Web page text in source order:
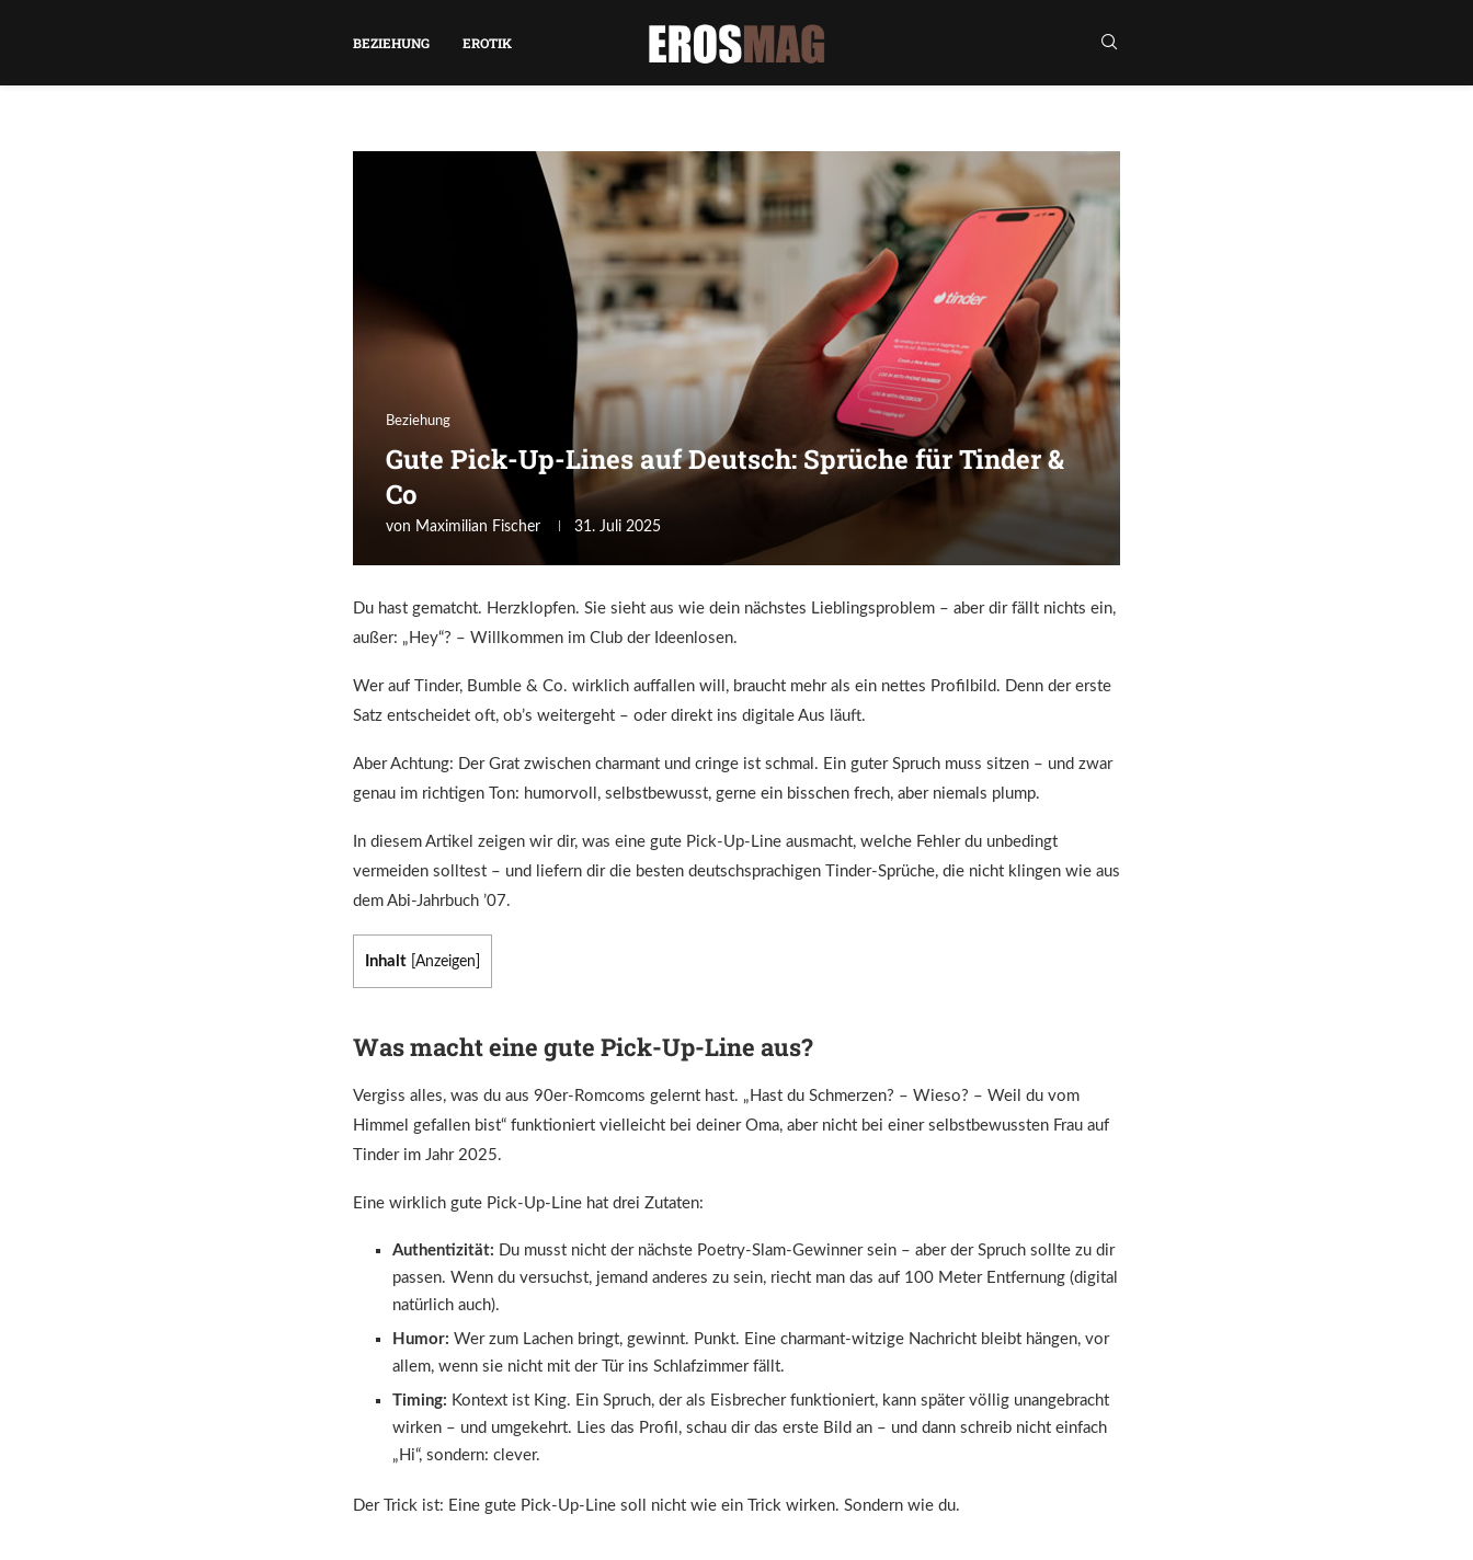
BEZIEHUNG EROTIK
Beziehung
Gute Pick-Up-Lines auf Deutsch: Sprüche für Tinder &
Co
von Maximilian Fischer 31. Juli 2025
Du hast gematcht. Herzklopfen. Sie sieht aus wie dein nächstes Lieblingsproblem – aber dir fällt nichts ein,
außer: „Hey“? – Willkommen im Club der Ideenlosen.
Wer auf Tinder, Bumble & Co. wirklich auffallen will, braucht mehr als ein nettes Profilbild. Denn der erste
Satz entscheidet oft, ob’s weitergeht – oder direkt ins digitale Aus läuft.
Aber Achtung: Der Grat zwischen charmant und cringe ist schmal. Ein guter Spruch muss sitzen – und zwar
genau im richtigen Ton: humorvoll, selbstbewusst, gerne ein bisschen frech, aber niemals plump.
In diesem Artikel zeigen wir dir, was eine gute Pick-Up-Line ausmacht, welche Fehler du unbedingt
vermeiden solltest – und liefern dir die besten deutschsprachigen Tinder-Sprüche, die nicht klingen wie aus
dem Abi-Jahrbuch ’07.
Inhalt Anzeigen
Was macht eine gute Pick-Up-Line aus?
Vergiss alles, was du aus 90er-Romcoms gelernt hast. „Hast du Schmerzen? – Wieso? – Weil du vom
Himmel gefallen bist“ funktioniert vielleicht bei deiner Oma, aber nicht bei einer selbstbewussten Frau auf
Tinder im Jahr 2025.
Eine wirklich gute Pick-Up-Line hat drei Zutaten:
Authentizität: Du musst nicht der nächste Poetry-Slam-Gewinner sein – aber der Spruch sollte zu dir
passen. Wenn du versuchst, jemand anderes zu sein, riecht man das auf 100 Meter Entfernung (digital
natürlich auch).
Humor: Wer zum Lachen bringt, gewinnt. Punkt. Eine charmant-witzige Nachricht bleibt hängen, vor
allem, wenn sie nicht mit der Tür ins Schlafzimmer fällt.
Timing: Kontext ist King. Ein Spruch, der als Eisbrecher funktioniert, kann später völlig unangebracht
wirken – und umgekehrt. Lies das Profil, schau dir das erste Bild an – und dann schreib nicht einfach
„Hi“, sondern: clever.
Der Trick ist: Eine gute Pick-Up-Line soll nicht wie ein Trick wirken. Sondern wie du.